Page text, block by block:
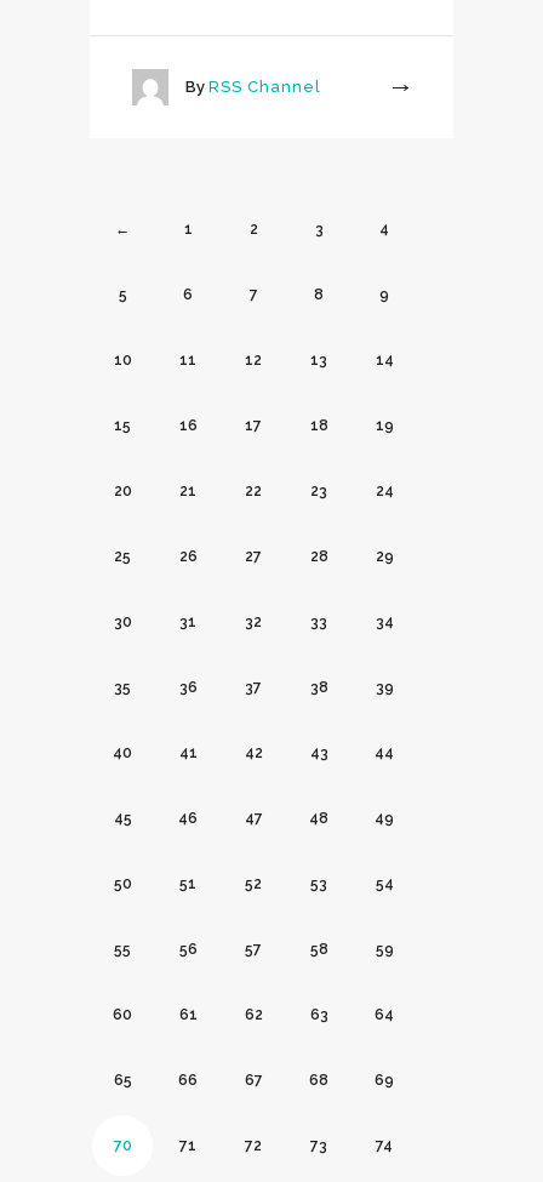
By RSS Channel
More
← 1 2 3 4
5 6 7 8 9
10 11 12 13 14
15 16 17 18 19
20 21 22 23 24
25 26 27 28 29
30 31 32 33 34
35 36 37 38 39
40 41 42 43 44
45 46 47 48 49
50 51 52 53 54
55 56 57 58 59
60 61 62 63 64
65 66 67 68 69
70 71 72 73 74